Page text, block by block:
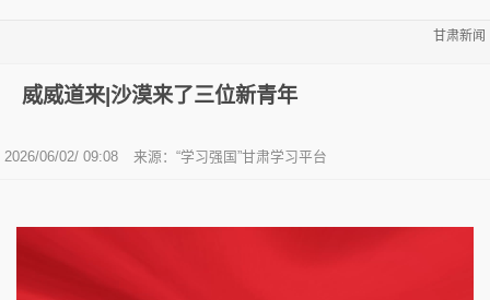
甘肃新闻
威威道来|沙漠来了三位新青年
2026/06/02/ 09:08 来源：“学习强国”甘肃学习平台